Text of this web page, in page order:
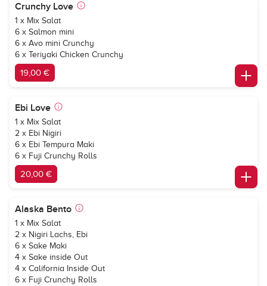
Crunchy Love
1 x Mix Salat
6 x Salmon mini
6 x Avo mini Crunchy
6 x Teriyaki Chicken Crunchy
19,00 €
Ebi Love
1 x Mix Salat
2 x Ebi Nigiri
6 x Ebi Tempura Maki
6 x Fuji Crunchy Rolls
20,00 €
Alaska Bento
1 x Mix Salat
2 x Nigiri Lachs, Ebi
6 x Sake Maki
4 x Sake inside Out
4 x California Inside Out
6 x Fuji Crunchy Rolls